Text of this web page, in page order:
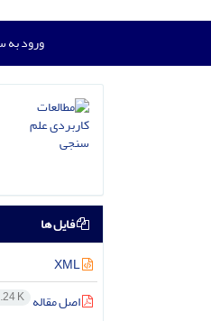
ورود به
فایل ها
XML
اصل مقاله K